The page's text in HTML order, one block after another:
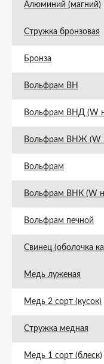
Алюминий (магний)
Стружка бронзовая
Бронза
Вольфрам ВН
Вольфрам ВНД (W
Вольфрам ВНЖ (W
Вольфрам
Вольфрам ВНК (W
Вольфрам печной
Свинец (оболочка
Медь луженая
Медь 2 сорт (кусок)
Стружка медная
Медь 1 сорт (блеск)